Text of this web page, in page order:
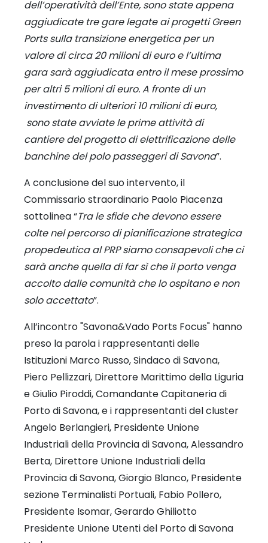
dell’operatività dell’Ente, sono state appena
aggiudicate tre gare legate ai progetti Green
Ports sulla transizione energetica per un
valore di circa 20 milioni di euro e l’ultima
gara sarà aggiudicata entro il mese prossimo
per altri 5 milioni di euro. A fronte di un
investimento di ulteriori 10 milioni di euro,
sono state avviate le prime attività di
cantiere del progetto di elettrificazione delle
banchine del polo passeggeri di Savona”.
A conclusione del suo intervento, il
Commissario straordinario Paolo Piacenza
sottolinea “Tra le sfide che devono essere
colte nel percorso di pianificazione strategica
propedeutica al PRP siamo consapevoli che ci
sarà anche quella di far sì che il porto venga
accolto dalle comunità che lo ospitano e non
solo accettato”.
All’incontro "Savona&Vado Ports Focus" hanno
preso la parola i rappresentanti delle
Istituzioni Marco Russo, Sindaco di Savona,
Piero Pellizzari, Direttore Marittimo della Liguria
e Giulio Piroddi, Comandante Capitaneria di
Porto di Savona, e i rappresentanti del cluster
Angelo Berlangieri, Presidente Unione
Industriali della Provincia di Savona, Alessandro
Berta, Direttore Unione Industriali della
Provincia di Savona, Giorgio Blanco, Presidente
sezione Terminalisti Portuali, Fabio Pollero,
Presidente Isomar, Gerardo Ghiliotto
Presidente Unione Utenti del Porto di Savona